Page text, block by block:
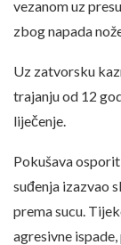
vezanom uz
zbog napada
Uz zatvorsku
trajanju od 12
liječenje.
Pokušava
suđenja izazvao
prema sucu.
agresivne